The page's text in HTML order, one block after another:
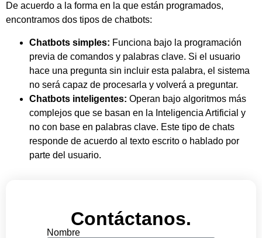
De acuerdo a la forma en la que están programados,
encontramos dos tipos de chatbots:
Chatbots simples: Funciona bajo la programación
previa de comandos y palabras clave. Si el usuario
hace una pregunta sin incluir esta palabra, el sistema
no será capaz de procesarla y volverá a preguntar.
Chatbots inteligentes: Operan bajo algoritmos más
complejos que se basan en la Inteligencia Artificial y
no con base en palabras clave. Este tipo de chats
responde de acuerdo al texto escrito o hablado por
parte del usuario.
Contáctanos.
Nombre